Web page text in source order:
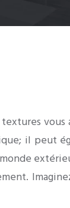
vous
il peut